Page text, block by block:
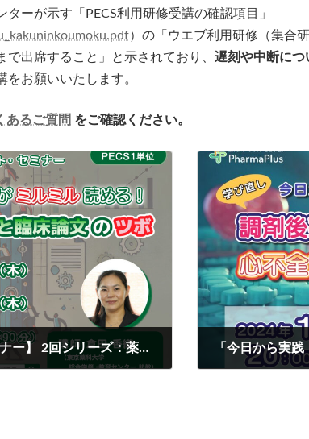
ーが示す「PECS利用研修受講の確認項目」
）の「ウエブ利用研修（集合
出席すること」と示されており、 遅刻や中断につ
お願いいたします。
あるご質問 をご確認ください。
【アドバンスト・医薬品情報・統計学セミナー】 2回シリーズ：薬剤師が知っておきたい統計と臨床論文のツボ【PECS 1単位】